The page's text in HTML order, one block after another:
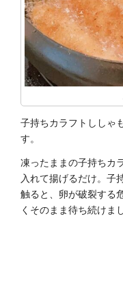
子持ちカラフトししゃ
す。
凍ったままの子持ちカ
入れて揚げるだけ。子
触ると、卵が破裂する
くそのまま待ち続けま